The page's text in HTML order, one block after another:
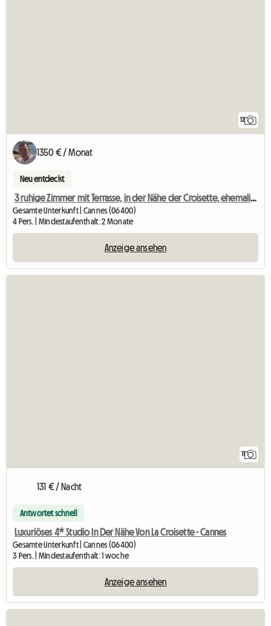
12
1350 € / Monat
Neu entdeckt
3 ruhige Zimmer mit Terrasse, in der Nähe der Croisette, ehemaliger Palast
Gesamte Unterkunft | Cannes (06400)
4 Pers. | Mindestaufenthalt: 2 Monate
Anzeige ansehen
131 € / Nacht
Antwortet schnell
Luxuriöses 4* Studio In Der Nähe Von La Croisette - Cannes
Gesamte Unterkunft | Cannes (06400)
3 Pers. | Mindestaufenthalt: 1 woche
Anzeige ansehen